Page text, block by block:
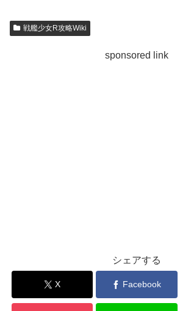
戦艦少女R攻略Wiki
sponsored link
シェアする
X Facebook